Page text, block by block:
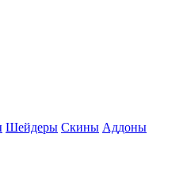
Шейдеры Скины Аддоны